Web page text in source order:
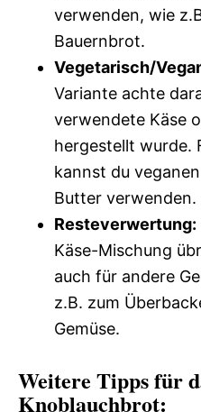
verwenden, wie
Bauernbrot.
Vegetarisch/
Variante achte
verwendete Käse
hergestellt wurde.
kannst du
Butter verwenden.
Resteverwertung:
Käse-Mischung
auch für andere
z.B. zum
Gemüse.
Weitere Tipps für
Knoblauchbrot: